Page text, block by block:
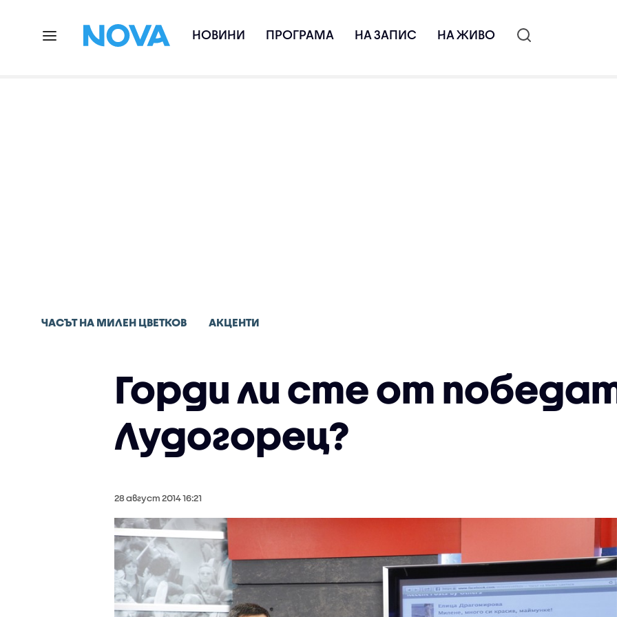
НОВИНИ ПРОГРАМА НА ЗАПИС НА ЖИВО
ЧАСЪТ НА МИЛЕН ЦВЕТКОВ АКЦЕНТИ
Горди ли сте от
Лудогорец?
28 август 2014 16:21